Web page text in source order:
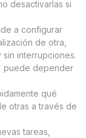
desactivarlas si
a configurar
de otra,
interrupciones.
puede depender
qué
otras a través de
tareas,